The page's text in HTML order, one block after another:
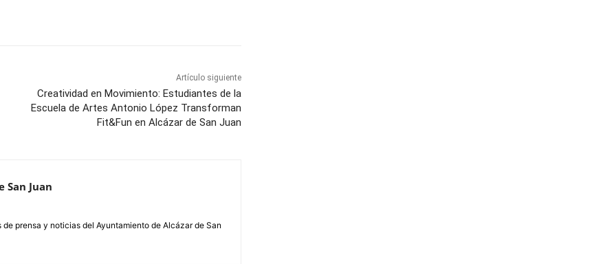
Artículo siguiente
Creatividad en Movimiento: Estudiantes de la
Escuela de Artes Antonio López Transforman
Fit&Fun en Alcázar de San Juan
Juan
prensa y noticias del Ayuntamiento de Alcázar de San